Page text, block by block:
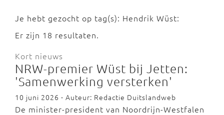
Je hebt gezocht op tag(s): Hendrik Wüst:
Er zijn 18 resultaten.
Kort nieuws
NRW-premier Wüst bij Jetten:
'Samenwerking versterken'
10 juni 2026 - Auteur: Redactie Duitslandweb
De minister-president van Noordrijn-Westfalen